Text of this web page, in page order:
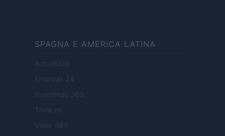
SPAGNA E AMERICA LATINA
Actualidad
Finanzas 24
Investindo 365
Think.es
Viajar 365